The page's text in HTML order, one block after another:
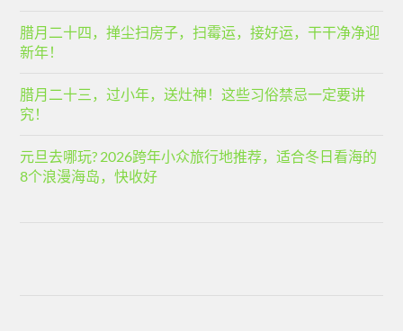
腊月二十四，掸尘扫房子，扫霉运，接好运，干干净净迎
新年！
腊月二十三，过小年，送灶神！这些习俗禁忌一定要讲
究！
元旦去哪玩? 2026跨年小众旅行地推荐，适合冬日看海的
8个浪漫海岛，快收好